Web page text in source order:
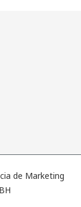
de Marketing